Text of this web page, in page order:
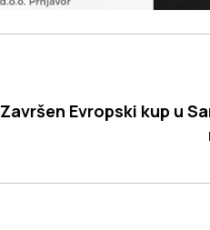
Završen Evropski kup u